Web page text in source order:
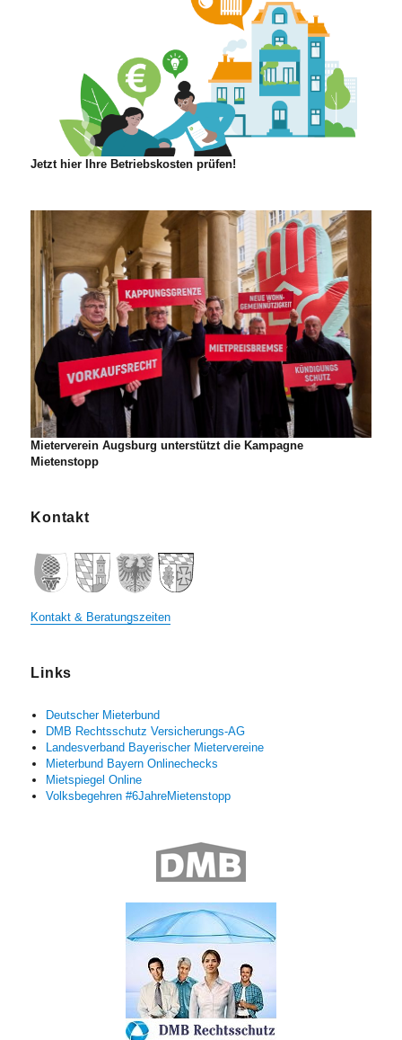
Jetzt hier Ihre Betriebskosten prüfen!
Mieterverein Augsburg unterstützt die Kampagne
Mietenstopp
Kontakt
Kontakt & Beratungszeiten
Links
Deutscher Mieterbund
DMB Rechtsschutz Versicherungs-AG
Landesverband Bayerischer Mietervereine
Mieterbund Bayern Onlinechecks
Mietspiegel Online
Volksbegehren #6JahreMietenstopp